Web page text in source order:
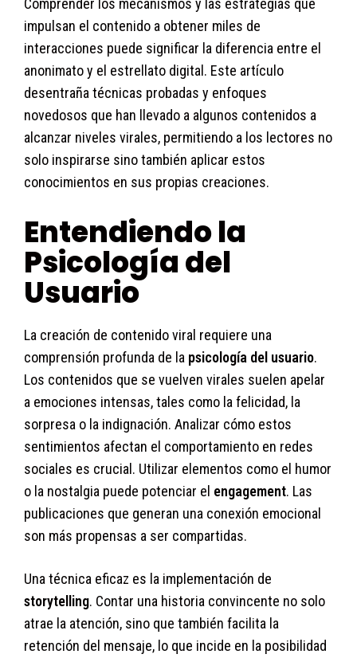
Comprender los mecanismos y las estrategias que
impulsan el contenido a obtener miles de
interacciones puede significar la diferencia entre el
anonimato y el estrellato digital. Este artículo
desentraña técnicas probadas y enfoques
novedosos que han llevado a algunos contenidos a
alcanzar niveles virales, permitiendo a los lectores no
solo inspirarse sino también aplicar estos
conocimientos en sus propias creaciones.
Entendiendo la
Psicología del
Usuario
La creación de contenido viral requiere una
comprensión profunda de la psicología del usuario.
Los contenidos que se vuelven virales suelen apelar
a emociones intensas, tales como la felicidad, la
sorpresa o la indignación. Analizar cómo estos
sentimientos afectan el comportamiento en redes
sociales es crucial. Utilizar elementos como el humor
o la nostalgia puede potenciar el engagement. Las
publicaciones que generan una conexión emocional
son más propensas a ser compartidas.
Una técnica eficaz es la implementación de
storytelling. Contar una historia convincente no solo
atrae la atención, sino que también facilita la
retención del mensaje, lo que incide en la posibilidad